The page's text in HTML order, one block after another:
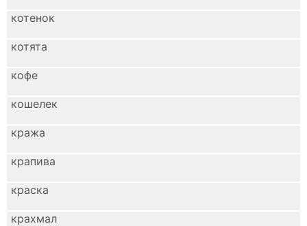
котенок
котята
кофе
кошелек
кража
крапива
краска
крахмал